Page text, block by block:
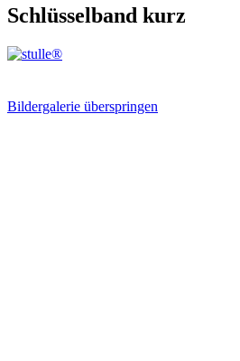
Schlüsselband kurz
Bildergalerie überspringen